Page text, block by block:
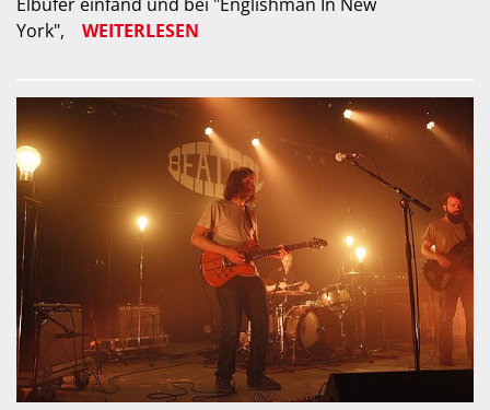
York",
WEITERLESEN